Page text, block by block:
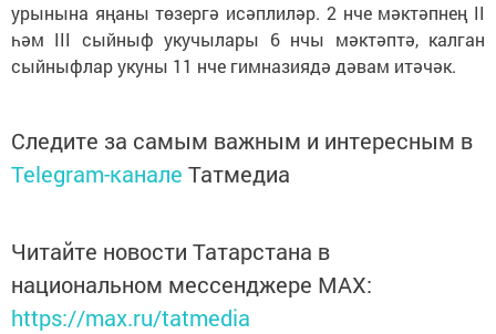
урынына яңаны төзергә исәплиләр. 2 нче мәктәпнең II
һәм III сыйныф укучылары 6 нчы мәктәптә, калган
сыйныфлар укуны 11 нче гимназиядә дәвам итәчәк.
Следите за самым важным и интересным в
Telegram-канале Татмедиа
Читайте новости Татарстана в
национальном мессенджере MАХ:
https://max.ru/tatmedia